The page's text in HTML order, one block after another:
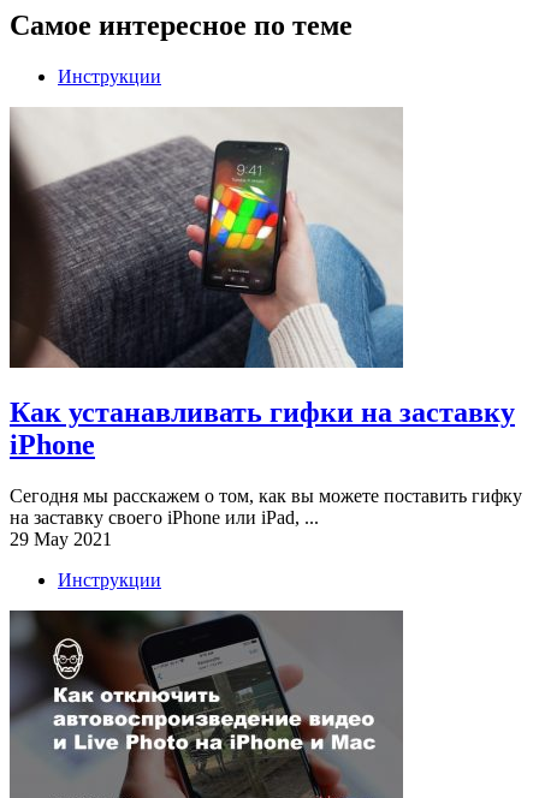
Самое интересное по теме
Инструкции
Как устанавливать гифки на заставку
iPhone
Сегодня мы расскажем о том, как вы можете поставить гифку
на заставку своего iPhone или iPad, ...
29 May 2021
Инструкции